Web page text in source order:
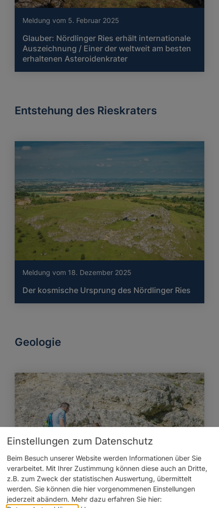
Meldung vom 5. Februar 2025
Glauber: Nördlinger Ries erhält internationale
Auszeichnung / Einer der weltweit am besten
erhaltenen Asteroidenkrater
Entstehung des Rieskraters
Meldung vom 18. Dezember 2025
Der kosmische Ursprung des Nördlinger Ries
Geologie
Einstellungen zum Datenschutz
Beim Besuch unserer Website werden Informationen über Sie
verarbeitet. Mit Ihrer Zustimmung können diese auch an Dritte,
z.B. zum Zweck der statistischen Auswertung, übermittelt
werden. Sie können die hier vorgenommenen Einstellungen
jederzeit abändern. Mehr dazu erfahren Sie hier: